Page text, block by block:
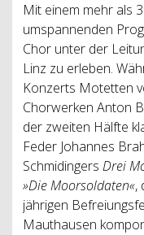
Mit einem mehr als
umspannenden
Chor unter der
Linz zu erleben.
Konzerts Motetten
Chorwerken Anton
der zweiten Hälfte
Feder Johannes
Schmidingers Drei
»Die Moorsoldaten«,
jährigen
Mauthausen